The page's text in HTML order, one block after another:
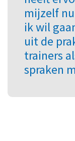
mijzelf
ik wil
uit de
trainers
spraken